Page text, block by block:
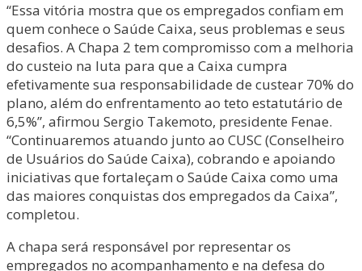
“Essa vitória mostra que os empregados confiam em
quem conhece o Saúde Caixa, seus problemas e seus
desafios. A Chapa 2 tem compromisso com a melhoria
do custeio na luta para que a Caixa cumpra
efetivamente sua responsabilidade de custear 70% do
plano, além do enfrentamento ao teto estatutário de
6,5%”, afirmou Sergio Takemoto, presidente Fenae.
“Continuaremos atuando junto ao CUSC (Conselheiro
de Usuários do Saúde Caixa), cobrando e apoiando
iniciativas que fortaleçam o Saúde Caixa como uma
das maiores conquistas dos empregados da Caixa”,
completou.
A chapa será responsável por representar os
empregados no acompanhamento e na defesa do